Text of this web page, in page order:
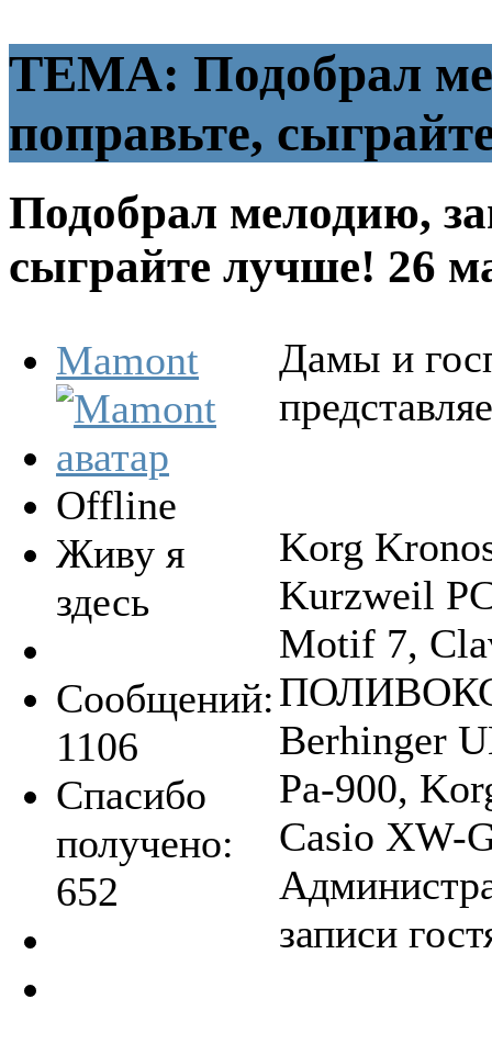
ТЕМА: Подобрал
поправьте,
Подобрал мелодию,
сыграйте лучше! 26
Mamont
Offline
Живу я
здесь
Сообщений:
1106
Спасибо
получено:
652
Дамы и
Korg
Kurzweil
Motif 7,
ПОЛИВОКС,
Berhinger
Pa-900,
Casio XW-
записи